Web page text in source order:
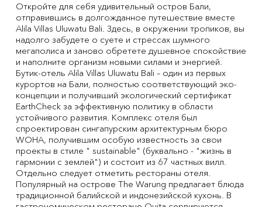
Откройте для себя удивительный остров Бали,
отправившись в долгожданное путешествие вместе
Alila Villas Uluwatu Bali. Здесь, в окружении тропиков, вы
надолго забудете о суете и стрессах шумного
мегаполиса и заново обретете душевное спокойствие
и наполните организм новыми силами и энергией.
Бутик-отель Alila Villas Uluwatu Bali – один из первых
курортов на Бали, полностью соответствующий эко-
концепции и получивший экологический сертификат
EarthCheck за эффективную политику в области
устойчивого развития. Комплекс отеля был
спроектирован сингапурским архитектурным бюро
WOHA, получившим особую известность за свои
проекты в стиле " sustainable" (буквально - "жизнь в
гармонии с землей") и состоит из 67 частных вилл.
Отдельно следует отметить рестораны отеля.
Популярный на острове The Warung предлагает блюда
традиционной балийской и индонезийской кухонь. В